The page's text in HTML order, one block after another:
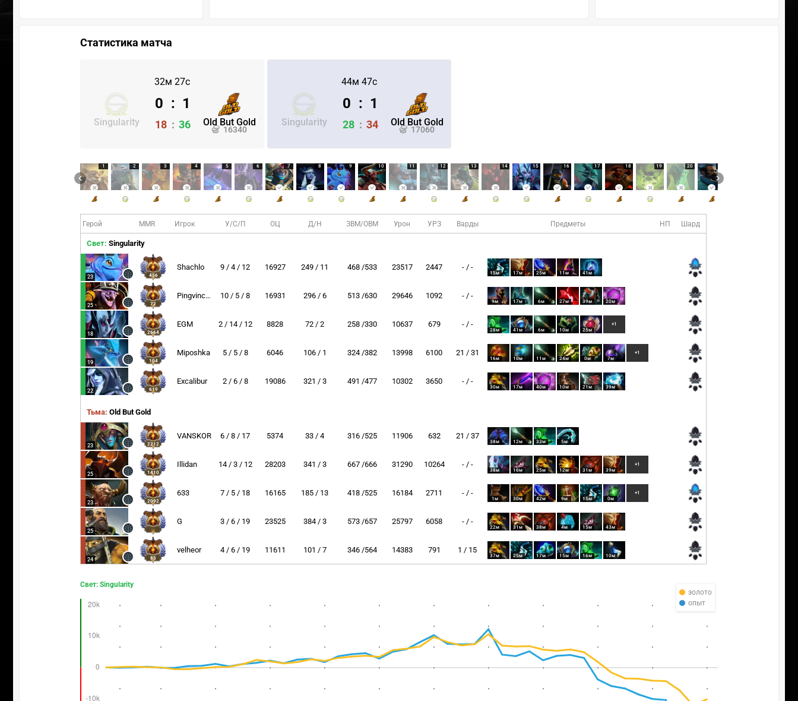
Статистика матча
32м 27с
Singularity Old But Gold
16340
0 : 1
18 : 36
44м 47с
Singularity Old But Gold
17060
0 : 1
28 : 34
1 2 3 4 5 6 7 8 9 10 11 12 13 14 15 16 17 18 19 20
Герой MMR Игрок У/С/П ОЦ Д/Н ЗВМ/ОВМ Урон УРЗ Варды Предметы НП Шард
Свет: Singularity
23 456
Shachlo 9 / 4 / 12 16927 249 / 11 468 /533 23517 2447 - / -
15м 17м 25м 11м 41м
25 72
Pingvincek 10 / 5 / 8 16931 296 / 6 513 /630 29646 1092 - / -
9м 17м 6м 27м 39м 20м
18 2664
EGM 2 / 14 / 12 8828 72 / 2 258 /330 10637 679 - / -
28м 41м 6м 10м 25м
+1
19 104
Miposhka 5 / 5 / 8 6046 106 / 1 324 /382 13998 6100 21 / 31
16м 10м 11м 24м 0м 7м
+1
22 619
Excalibur 2 / 6 / 8 19086 321 / 3 491 /477 10302 3650 - / -
30м 17м 40м 10м 21м 39м
Тьма: Old But Gold
23 2212
VANSKOR 6 / 8 / 17 5374 33 / 4 316 /525 11906 632 21 / 37
38м 12м 33м 5м
25 1410
Illidan 14 / 3 / 12 28203 341 / 3 667 /666 31290 10264 - / -
38м 16м 25м 12м 31м 39м
+1
23 2092
633 7 / 5 / 18 16165 185 / 13 418 /525 16184 2711 - / -
1м 30м 42м 9м 15м 0м
+1
25
G 3 / 6 / 19 23525 384 / 3 573 /657 25797 6058 - / -
22м 31м 38м 4м 15м 43м
24 85
velheor 4 / 6 / 19 11611 101 / 7 346 /564 14383 791 1 / 15
37м 25м 17м 15м 16м 10м
золото
опыт
Свет: Singularity